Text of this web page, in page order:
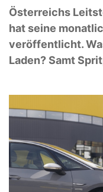
Österreichs
hat seine
veröffentlicht.
Laden? Samt